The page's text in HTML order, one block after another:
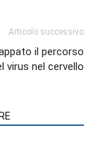
Articolo successivo
il percorso
virus nel cervello